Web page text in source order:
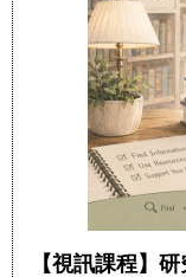
【視訊課程】